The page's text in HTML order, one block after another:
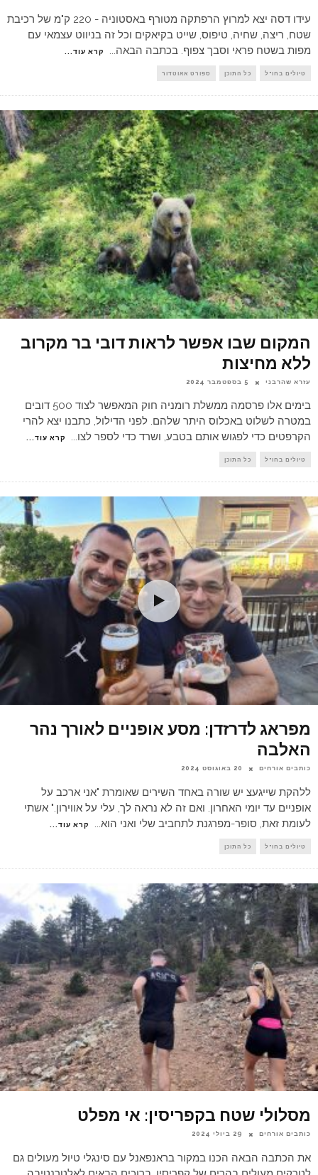
עידו דסה יצא למרוץ הרפתקה מטורף באסטוניה - 220 ק"מ של רכיבת
שטח, ריצה, שחיה, טיפוס, שייט בקיאקים וכל זה בניווט עצמאי עם
מפות בשטח פראי וסבך צפוף. בכתבה הבאה... קרא עוד...
טיולים בחו"ל כל התוכן ספורט אאוטדור
המקום שבו אפשר לראות דובי בר מקרוב
ללא מחיצות
עזרא שהרבני 5 בספטמבר 2024
בימים אלו פרסמה ממשלת רומניה חוק המאפשר לצוד 500 דובים
במטרה לשלוט באכלוס היתר שלהם. לפני הדילול, כתבנו יצא להרי
הקרפטים כדי לפגוש אותם בטבע, ושרד כדי לספר לצו... קרא עוד...
טיולים בחו"ל כל התוכן
מפראג לדרזדן: מסע אופניים לאורך נהר
האלבה
כותבים אורחים 20 באוגוסט 2024
ללהקת שייגעצ יש שורה באחד השירים שאומרת "אני ארכב על
אופניים עד יומי האחרון. ואם זה לא נראה לך, עלי על אווירון." אשתי
לעומת זאת, סופר-מפרגנת לתחביב שלי ואני הוא
קרא עוד...
טיולים בחו"ל כל התוכן
מסלולי שטח בקפריסין: אי מפלט
כותבים אורחים 29 ביולי 2024
את הכתבה הבאה הכנו במקור בראנפאנל עם סינגלי טיול מעולים גם